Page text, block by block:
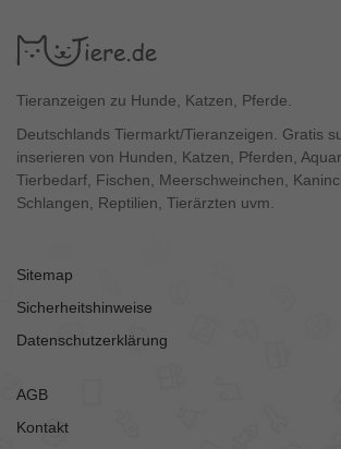
Tieranzeigen zu Hunde, Katzen, Pferde.
Deutschlands Tiermarkt/Tieranzeigen. Gratis
inserieren von Hunden, Katzen, Pferden,
Tierbedarf, Fischen, Meerschweinchen,
Schlangen, Reptilien, Tierärzten uvm.
Sitemap
Sicherheitshinweise
Datenschutzerklärung
AGB
Kontakt